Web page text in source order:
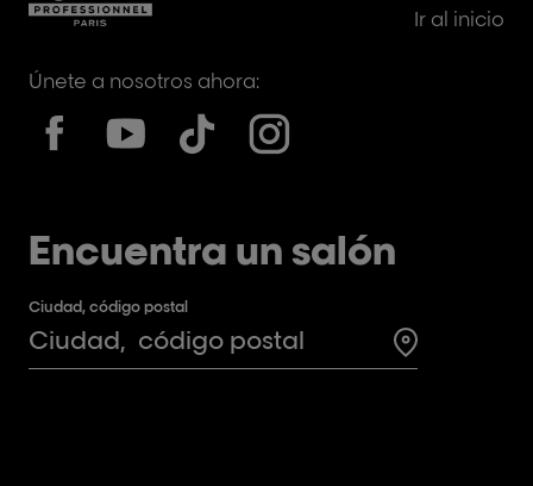
Ir al inicio
Únete a nosotros ahora:
Encuentra un salón
Ciudad, código postal
Search for a